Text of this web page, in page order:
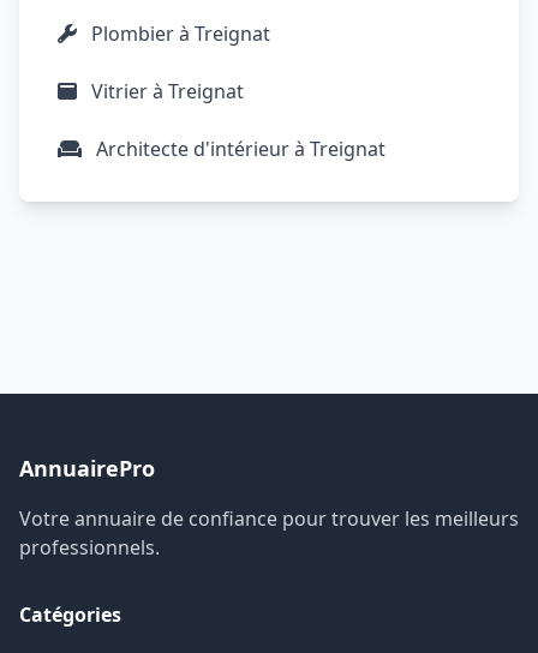
Plombier à Treignat
Vitrier à Treignat
Architecte d'intérieur à Treignat
AnnuairePro
Votre annuaire de confiance pour trouver les meilleurs
professionnels.
Catégories